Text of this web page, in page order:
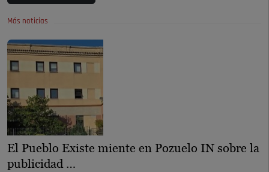
Más noticias
El Pueblo Existe miente en Pozuelo IN sobre la
publicidad …